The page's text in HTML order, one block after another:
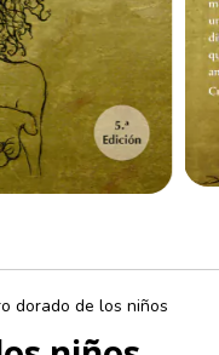
dorado de los niños